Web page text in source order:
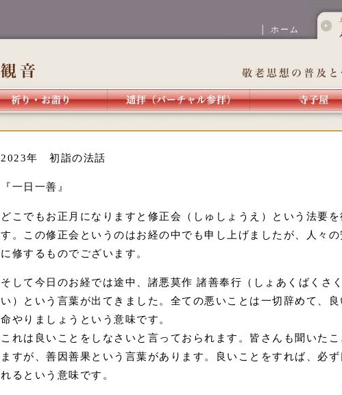
│ ホーム
2023年 初詣の法話
『一日一善』
どこでもお正月になりますと修正会（しゅしょうえ）という法要を
す。この修正会というのはお経の中でも申し上げましたが、人々
に修するものでございます。
そして今日のお経では途中、諸悪莫作 諸善奉行（しょあくばくさ
い）という言葉が出てきました。全ての悪いことは一切辞めて、
命やりましょうという意味です。
これは良いことをしなさいと言っておられます。皆さんも聞いた
ますが、善因善果という言葉があります。良いことをすれば、必ず
れるという意味です。